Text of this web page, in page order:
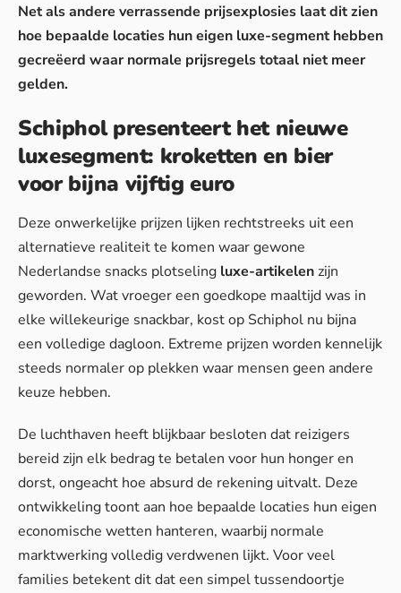
Net als andere verrassende prijsexplosies laat dit zien
hoe bepaalde locaties hun eigen luxe-segment hebben
gecreëerd waar normale prijsregels totaal niet meer
gelden.
Schiphol presenteert het nieuwe
luxesegment: kroketten en bier
voor bijna vijftig euro
Deze onwerkelijke prijzen lijken rechtstreeks uit een
alternatieve realiteit te komen waar gewone
Nederlandse snacks plotseling luxe-artikelenzijn
geworden. Wat vroeger een goedkope maaltijd was in
elke willekeurige snackbar, kost op Schiphol nu bijna
een volledige dagloon. Extreme prijzen worden kennelijk
steeds normaler op plekken waar mensen geen andere
keuze hebben.
De luchthaven heeft blijkbaar besloten dat reizigers
bereid zijn elk bedrag te betalen voor hun honger en
dorst, ongeacht hoe absurd de rekening uitvalt. Deze
ontwikkeling toont aan hoe bepaalde locaties hun eigen
economische wetten hanteren, waarbij normale
marktwerking volledig verdwenen lijkt. Voor veel
families betekent dit dat een simpel tussendoortje